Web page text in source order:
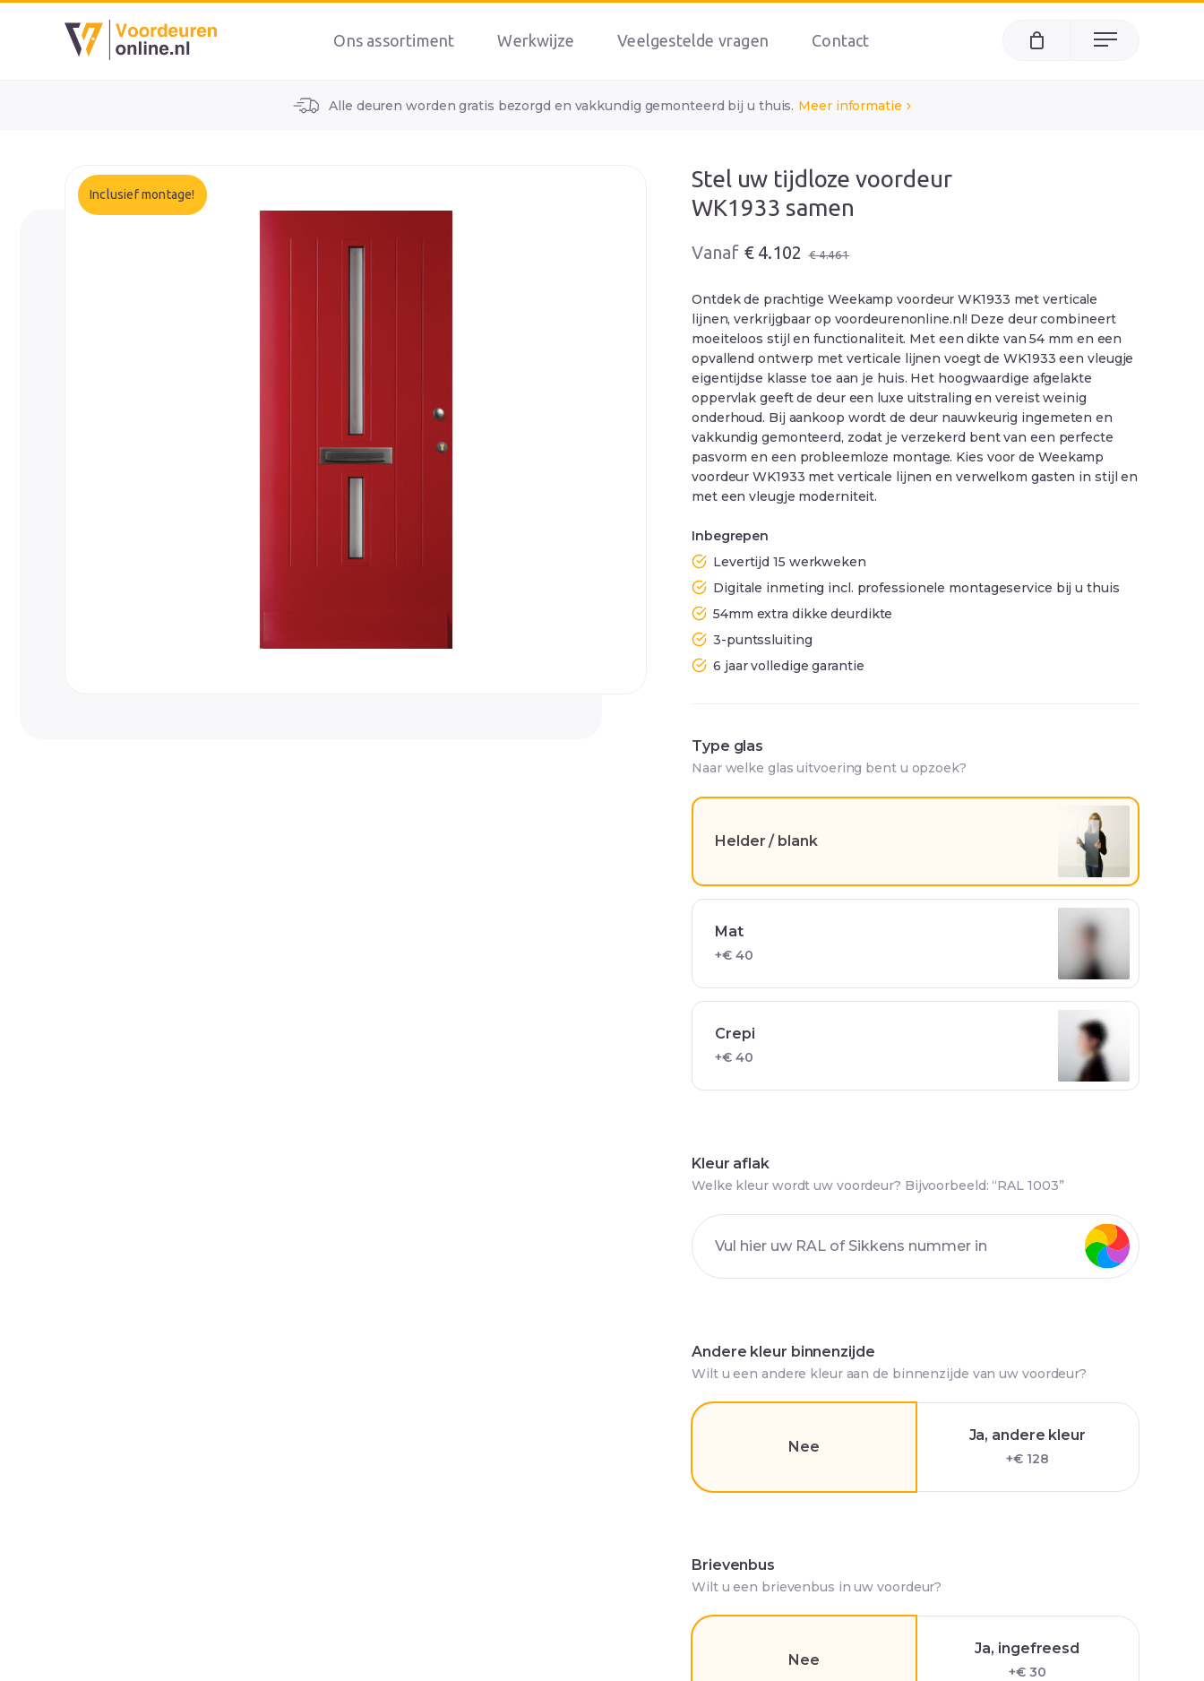
Alle deuren worden gratis bezorgd en vakkundig gemonteerd bij u thuis. Meer informatie
Ons assortiment Werkwijze Veelgestelde vragen Contact Menu
wk1933
Inclusief montage!
Stel uw tijdloze voordeur
WK1933 samen
€4.461
Oorspronkelijke
was:
€ 4.461.
€4.102
Huidige
is:
€ 4.102.
Ontdek de prachtige Weekamp voordeur WK1933 met verticale
lijnen, verkrijgbaar op voordeurenonline.nl! Deze deur combineert
moeiteloos stijl en functionaliteit. Met een dikte van 54 mm en een
opvallend ontwerp met verticale lijnen voegt de WK1933 een vleugje
eigentijdse klasse toe aan je huis. Het hoogwaardige afgelakte
oppervlak geeft de deur een luxe uitstraling en vereist weinig
onderhoud. Bij aankoop wordt de deur nauwkeurig ingemeten en
vakkundig gemonteerd, zodat je verzekerd bent van een perfecte
pasvorm en een probleemloze montage. Kies voor de Weekamp
voordeur WK1933 met verticale lijnen en verwelkom gasten in stijl en
met een vleugje moderniteit.
Inbegrepen
Levertijd 15 werkweken
Digitale inmeting incl. professionele montageservice bij u thuis
54mm extra dikke deurdikte
3-puntssluiting
6 jaar volledige garantie
Type glas
Naar welke glas uitvoering bent u opzoek?
Helder / blank
Mat
+€ 40
Crepi
+€ 40
Kleur aflak
Welke kleur wordt uw voordeur? Bijvoorbeeld: “RAL 1003”
Andere kleur binnenzijde
Wilt u een andere kleur aan de binnenzijde van uw voordeur?
Nee
Ja, andere kleur
+€ 128
Brievenbus
Wilt u een brievenbus in uw voordeur?
Nee
Ja, ingefreesd
+€ 30